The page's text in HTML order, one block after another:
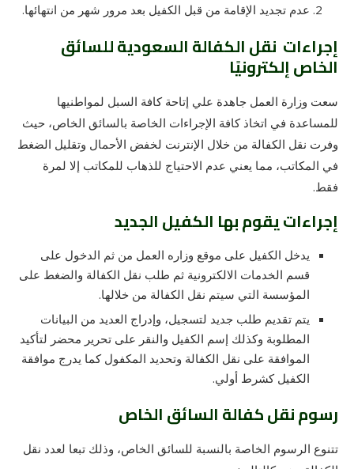
عدم تجديد الإقامة من قبل الكفيل بعد مرور شهر من انتهائها.
إجراءات نقل الكفالة السعودية للسائق
الخاص إلكترونيًا
سعت وزارة العمل جاهدة علي إتاحة كافة السبل لمواطنيها
للمساعدة في اتخاذ كافة الإجراءات الخاصة بالسائق الخاص، حيث
وفرت نقل الكفالة من خلال الإنترنت لخفض الأحمال وتقليل الضغط
في المكاتب، مما يعني عدم الاحتياج للذهاب للمكاتب إلا لمرة
فقط.
إجراءات يقوم بها الكفيل الجديد
يدخل الكفيل على موقع وزاره العمل من ثم الدخول على
قسم الخدمات الالكترونية ثم طلب نقل الكفالة والضغط على
المؤسسة التي سيتم نقل الكفالة من خلالها.
يتم تقديم طلب جديد لتسجيل، وإدراج العديد من البيانات
المطلوبة وكذلك إسم الكفيل والنقر على تحرير محضر لتأكيد
الموافقة على نقل الكفالة وتحديد المكفول كما يدرج موافقة
الكفيل كشرط أولي.
رسوم نقل كفالة السائق الخاص
تتنوع الرسوم الخاصة بالنسبة للسائق الخاص، وذلك تبعا لعدد نقل